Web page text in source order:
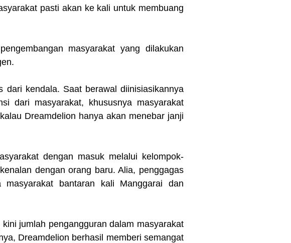
pasti akan ke kali untuk membuang
masyarakat yang dilakukan
kendala. Saat berawal diinisiasikannya
dari masyarakat, khususnya masyarakat
Dreamdelion hanya akan menebar janji
dengan masuk melalui kelompok-
dengan orang baru. Alia, penggagas
bantaran kali Manggarai dan
jumlah pengangguran dalam masyarakat
Dreamdelion berhasil memberi semangat